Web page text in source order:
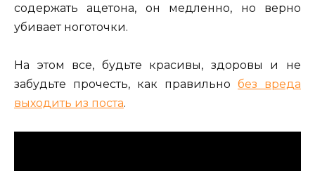
содержать ацетона, он медленно, но верно
убивает ноготочки.
На этом все, будьте красивы, здоровы и не
забудьте прочесть, как правильно без вреда
выходить из поста.